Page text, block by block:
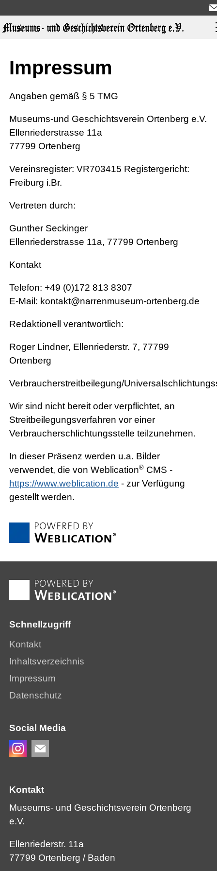
Über uns
Ausstellungen
Geschichte
Hotspots
Antiquariat
Impressum
Angaben gemäß § 5 TMG
Museums-und Geschichtsverein Ortenberg e.V.
Ellenriederstrasse 11a
77799 Ortenberg
Vereinsregister: VR703415 Registergericht:
Freiburg i.Br.
Vertreten durch:
Gunther Seckinger
Ellenriederstrasse 11a, 77799 Ortenberg
Kontakt
Telefon: +49 (0)172 813 8307
E-Mail: kontakt@narrenmuseum-ortenberg.de
Redaktionell verantwortlich:
Roger Lindner, Ellenriederstr. 7, 77799
Ortenberg
Verbraucherstreitbeilegung/
Wir sind nicht bereit oder verpflichtet, an
Streitbeilegungsverfahren vor einer
Verbraucherschlichtungsstelle teilzunehmen.
In dieser Präsenz werden u.a. Bilder
verwendet, die von Weblication® CMS -
https://www.weblication.de - zur Verfügung
gestellt werden.
Schnellzugriff
Kontakt
Inhaltsverzeichnis
Impressum
Datenschutz
Social Media
Kontakt
Museums- und Geschichtsverein Ortenberg
e.V.
Ellenriederstr. 11a
77799 Ortenberg / Baden